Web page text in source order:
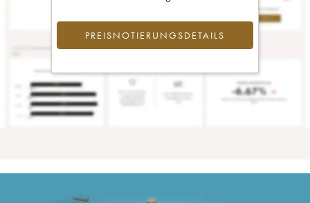
PREISNOTIERUNGSDETAILS